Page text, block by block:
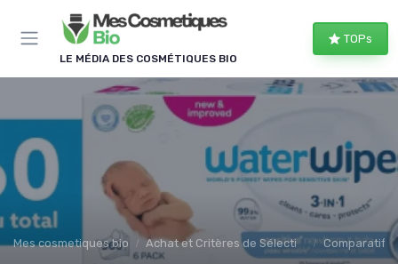
LE MÉDIA DES COSMÉTIQUES BIO
TOPs
Mes cosmetiques bio Achat et Critères de Sélection Comparatifs
Panneau de gestion des cookies